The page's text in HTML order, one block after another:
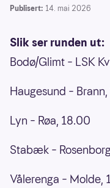
Publisert: 14. mai 2026
Slik ser runden ut:
Bodø/Glimt – LSK
Haugesund –
Lyn – Røa, 18.00
Stabæk –
Vålerenga – Molde,